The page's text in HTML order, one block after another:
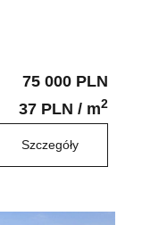
75 000 PLN
37 PLN / m2
Szczegóły